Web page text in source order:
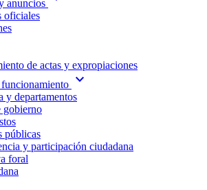
anuncios
oficiales
de actas y expropiaciones
expand_more
y departamentos
gobierno
públicas
y participación ciudadana
foral